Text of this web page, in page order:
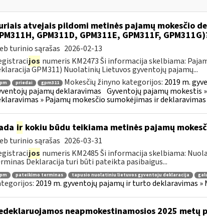
atvejais pildomi metinės pajamų mokesčio
GPM311D, GPM311E, GPM311F,
turinio sąrašas 2026-02-13
jos numeris KM2473 Ši informacija skelbiama:
GPM311) Nuolatinių Lietuvos gyventojų pajamų...
priedai gpm311 Mokesčių žinyno kategorijos: 2019 m.
pajamų deklaravimas Gyventojų pajamų mokestis
» Pajamų mokesčio sumokėjimas ir
irkokiu būdu teikiama metinės pajamų
turinio sąrašas 2026-03-31
jos numeris KM2485 Ši informacija skelbiama:
Deklaracija turi būti pateikta pasibaigus...
pateikimo terminas tapusio nuolatiniu lietuvos gyventoju deklaracija
2019 m. gyventojų pajamų ir turto deklaravimas
neapmokestinamosios 2025 metų